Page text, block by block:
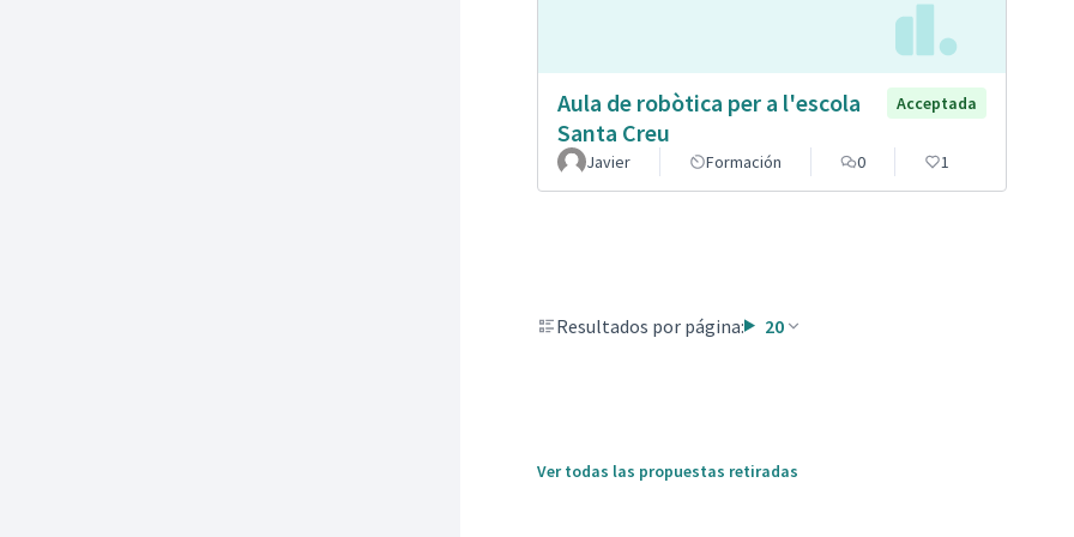
Aula de robòtica per a l'escola
Santa Creu
Acceptada
Javier Formación 0 1
Resultados por página: 20
Ver todas las propuestas retiradas